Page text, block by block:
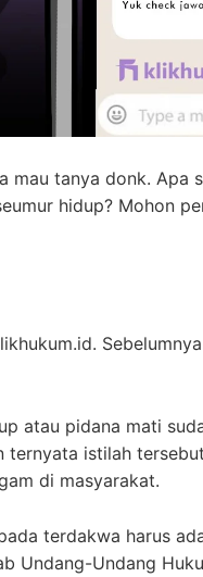
mau tanya donk. Apa
hidup? Mohon
atau pidana mati
ternyata istilah
di masyarakat.
terdakwa harus
Undang-Undang